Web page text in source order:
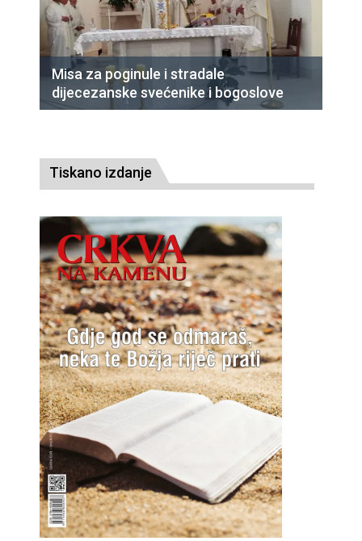
Misa za poginule i stradale
dijecezanske svećenike i bogoslove
Tiskano izdanje